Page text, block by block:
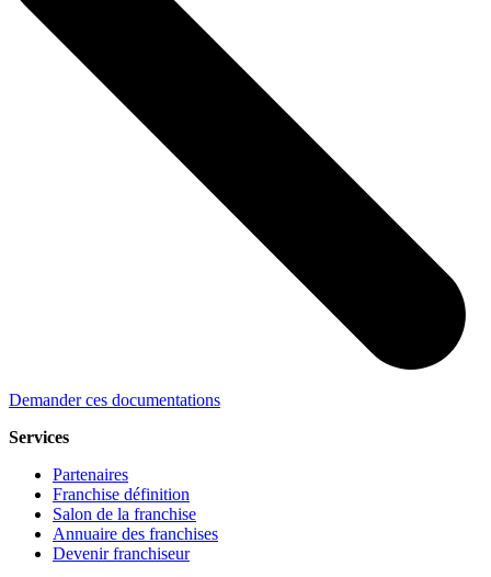
Demander ces documentations
Services
Partenaires
Franchise définition
Salon de la franchise
Annuaire des franchises
Devenir franchiseur